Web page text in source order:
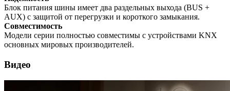
Блок питания шины имеет два раздельных выхода (BUS +
AUX) с защитой от перегрузки и короткого замыкания.
Совместимость
Модели серии полностью совместимы с устройствами KNX
основных мировых производителей.
Видео